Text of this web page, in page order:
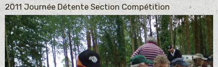
2011 Journée Détente Section Compétition